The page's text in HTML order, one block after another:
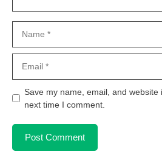
Save my name, email, and
next time I comment.